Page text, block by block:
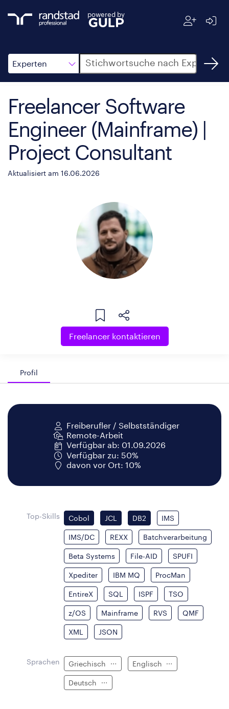
powered by
Experten
Suche
Freelancer Software
Engineer (Mainframe) |
Project Consultant
Aktualisiert am 16.06.2026
Freelancer kontaktieren
Profil
Freiberufler / Selbstständiger
Remote-Arbeit
Verfügbar ab: 01.09.2026
Verfügbar zu: 50%
davon vor Ort: 10%
Top-Skills Cobol JCL DB2 IMS
IMS/DC REXX Batchverarbeitung
Beta Systems File-AID SPUFI
Xpediter IBM MQ ProcMan
EntireX SQL ISPF TSO
z/OS Mainframe RVS QMF
XML JSON
Sprachen Griechisch Englisch
Deutsch